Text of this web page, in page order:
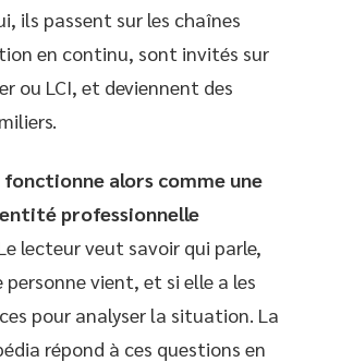
ils passent sur les chaînes
en continu, sont invités sur
ou LCI, et deviennent des
alors comme une
professionnelle
lecteur veut savoir qui parle,
vient, et si elle a les
pour analyser la situation. La
répond à ces questions en